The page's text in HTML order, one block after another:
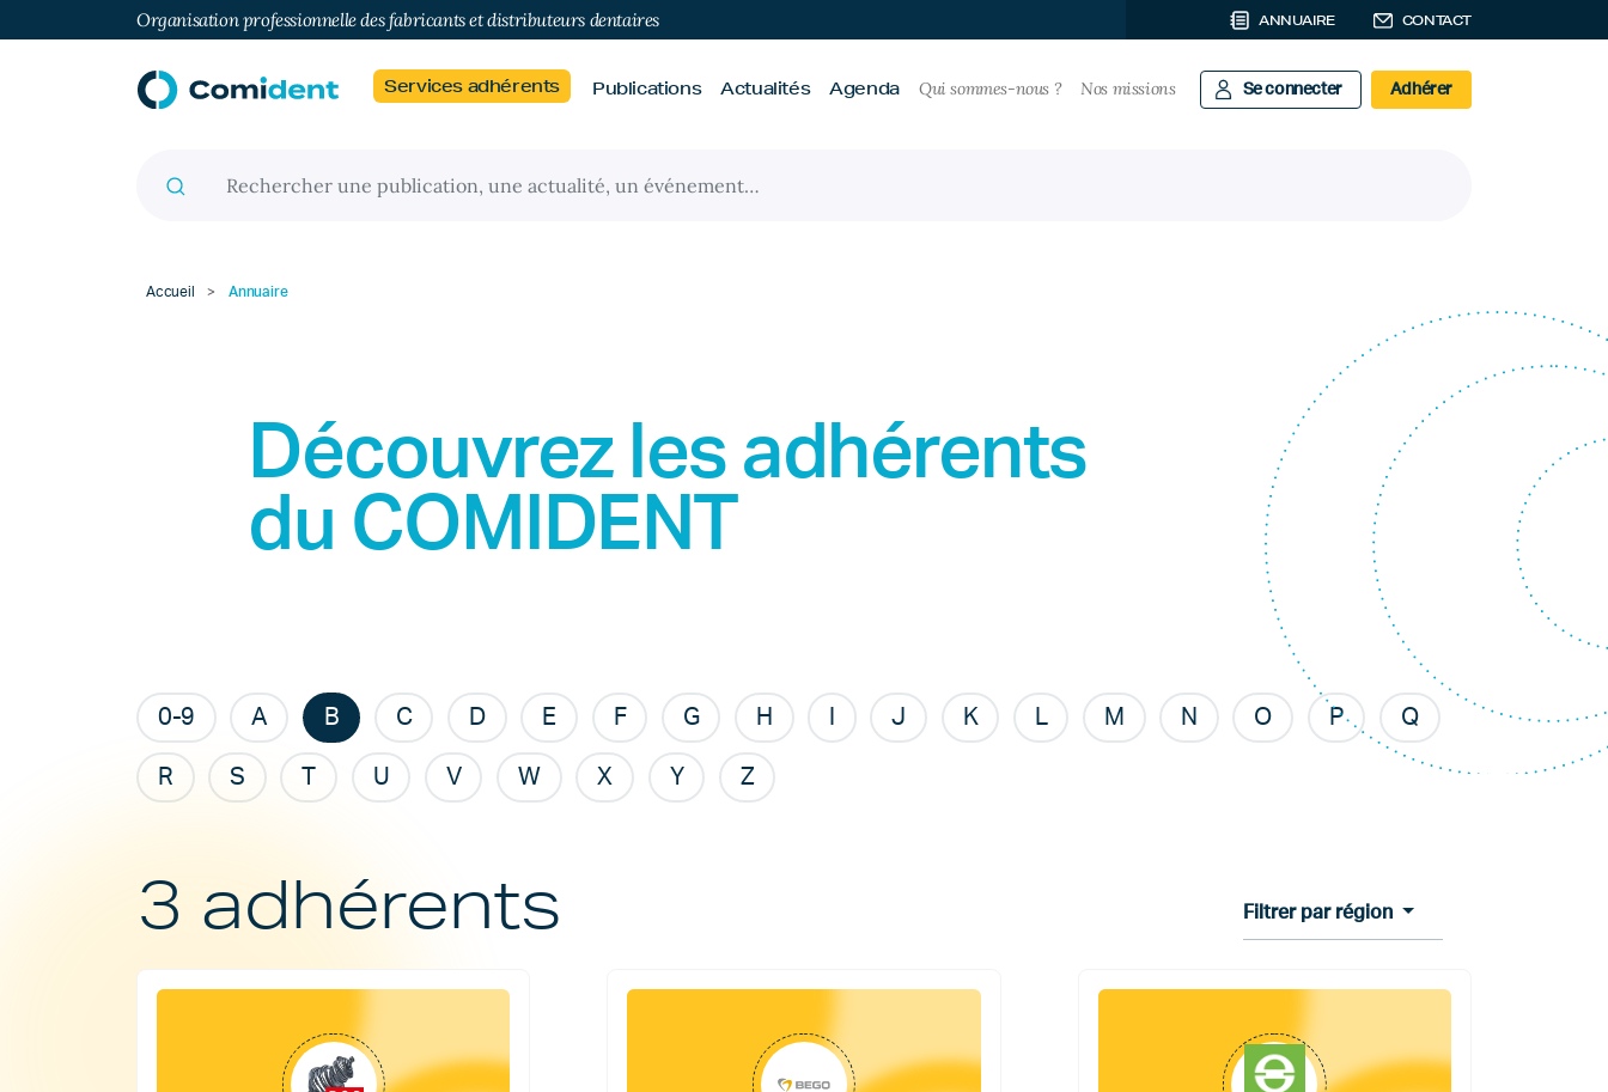
Organisation professionnelle des fabricants et distributeurs dentaires ANNUAIRE CONTACT
Services adhérents Publications Actualités Agenda Qui sommes-nous ? Nos missions Se connecter Adhérer
Accueil > Annuaire
Découvrez les adhérents
du COMIDENT
0-9 A B C D E F G H J K L M N O P Q
R S U V W X Y Z
3 adhérents Filtrer par région